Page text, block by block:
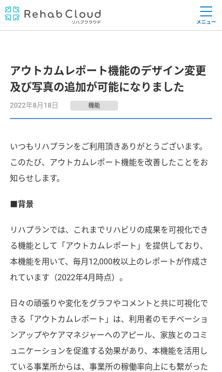
メニュー
アウトカムレポート機能のデザイン変更
及び写真の追加が可能になりました
2022年8月18日 機能
いつもリハプランをご利用頂きありがとうございます。
このたび、アウトカムレポート機能を改善したことをお
知らせします。
■背景
リハプランでは、これまでリハビリの成果を可視化でき
る機能として「アウトカムレポート」を提供しており、
本機能を用いて、毎月12,000枚以上のレポートが作成さ
れています（2022年4月時点）。
日々の頑張りや変化をグラフやコメントと共に可視化で
きる「アウトカムレポート」は、利用者のモチベーショ
ンアップやケアマネジャーへのアピール、家族とのコミ
ュニケーションを促進する効果があり、本機能を活用し
ている事業所からは、事業所の稼働率向上にも繋がった